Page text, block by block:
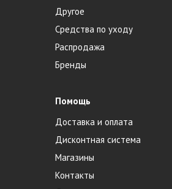
Другое
Средства по уходу
Распродажа
Бренды
Помощь
Доставка и оплата
Дисконтная система
Магазины
Контакты